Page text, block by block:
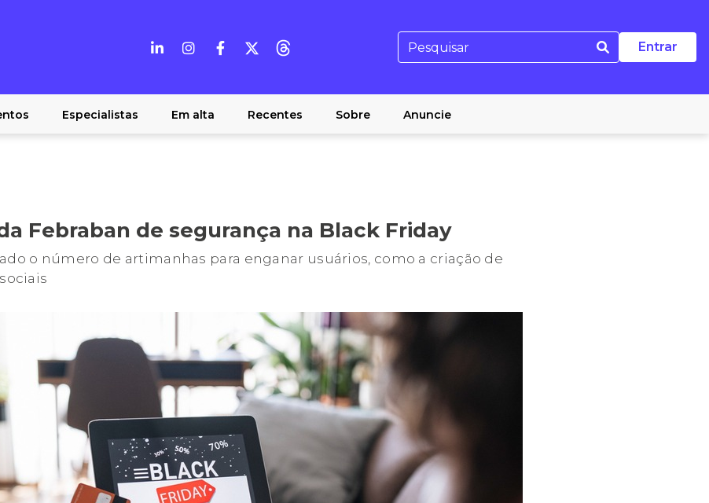
Entrar
Especialistas Em alta Recentes Sobre Anuncie
Febraban de segurança na Black Friday
o número de artimanhas para enganar usuários, como a criação de